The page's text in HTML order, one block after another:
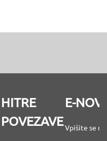
HITRE
POVEZAVE
E-
Vpišite se na